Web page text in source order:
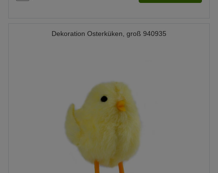
Dekoration Osterküken, groß 940935